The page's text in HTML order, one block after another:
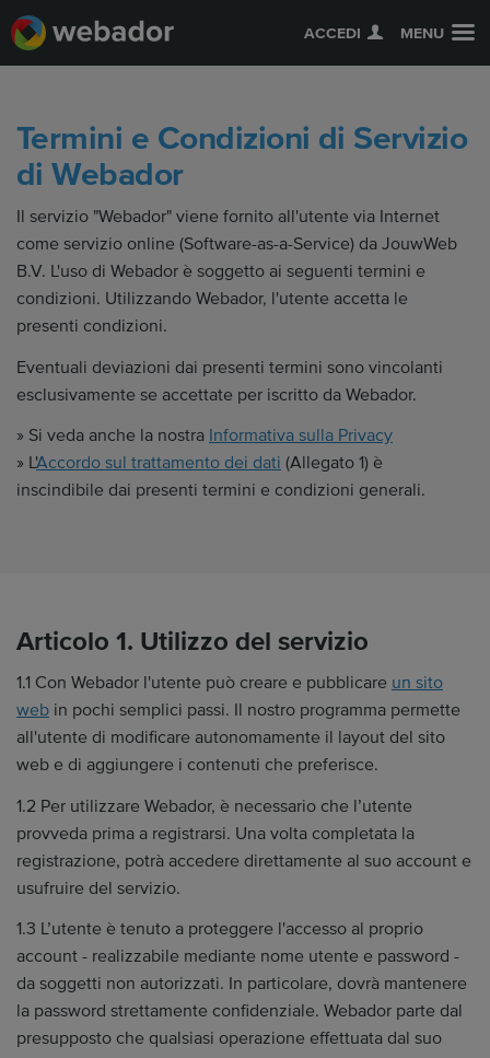
ACCEDI MENU
Termini e Condizioni di Servizio
di Webador
Il servizio "Webador" viene fornito all'utente via Internet
come servizio online (Software-as-a-Service) da JouwWeb
B.V. L'uso di Webador è soggetto ai seguenti termini e
condizioni. Utilizzando Webador, l'utente accetta le
presenti condizioni.
Eventuali deviazioni dai presenti termini sono vincolanti
esclusivamente se accettate per iscritto da Webador.
» Si veda anche la nostra Informativa sulla Privacy
» L'Accordo sul trattamento dei dati (Allegato 1) è
inscindibile dai presenti termini e condizioni generali.
Articolo 1. Utilizzo del servizio
1.1 Con Webador l'utente può creare e pubblicare un sito
web in pochi semplici passi. Il nostro programma permette
all'utente di modificare autonomamente il layout del sito
web e di aggiungere i contenuti che preferisce.
1.2 Per utilizzare Webador, è necessario che l’utente
provveda prima a registrarsi. Una volta completata la
registrazione, potrà accedere direttamente al suo account e
usufruire del servizio.
1.3 L’utente è tenuto a proteggere l'accesso al proprio
account - realizzabile mediante nome utente e password -
da soggetti non autorizzati. In particolare, dovrà mantenere
la password strettamente confidenziale. Webador parte dal
presupposto che qualsiasi operazione effettuata dal suo